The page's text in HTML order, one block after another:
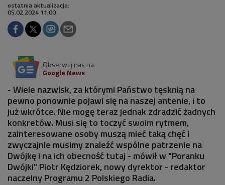
ostatnia aktualizacja:
05.02.2024 11:00
Obserwuj nas na
Google News
- Wiele nazwisk, za którymi Państwo tęsknią na
pewno ponownie pojawi się na naszej antenie, i to
już wkrótce. Nie mogę teraz jednak zdradzić żadnych
konkretów. Musi się to toczyć swoim rytmem,
zainteresowane osoby muszą mieć taką chęć i
zwyczajnie musimy znaleźć wspólne patrzenie na
Dwójkę i na ich obecność tutaj - mówił w "Poranku
Dwójki" Piotr Kędziorek, nowy dyrektor - redaktor
naczelny Programu 2 Polskiego Radia.